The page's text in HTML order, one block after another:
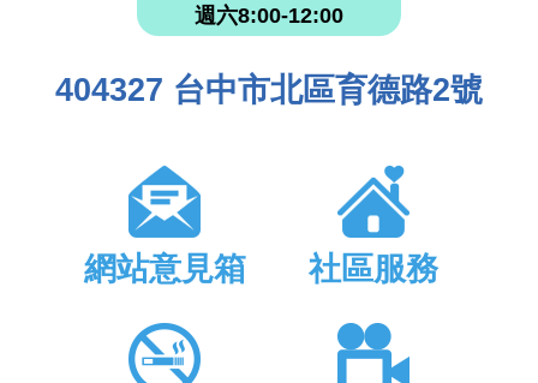
週六8:00-12:00
404327 台中市北區育德路2號
網站意見箱 社區服務